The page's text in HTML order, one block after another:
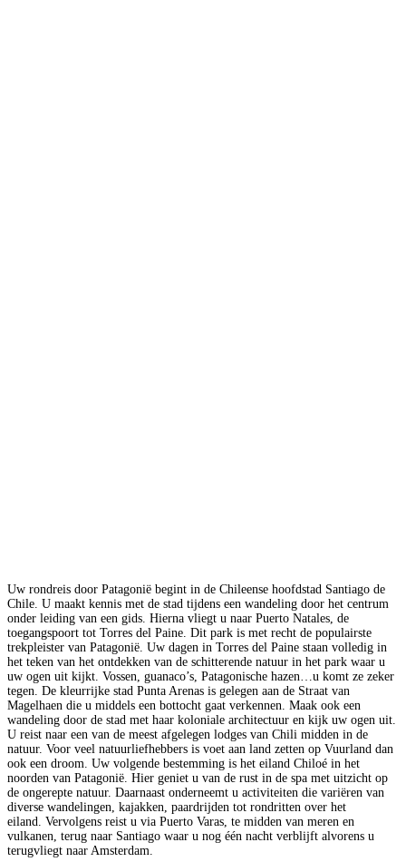
Uw rondreis door Patagonië begint in de Chileense hoofdstad Santiago de
Chile. U maakt kennis met de stad tijdens een wandeling door het centrum
onder leiding van een gids. Hierna vliegt u naar Puerto Natales, de
toegangspoort tot Torres del Paine. Dit park is met recht de populairste
trekpleister van Patagonië. Uw dagen in Torres del Paine staan volledig in
het teken van het ontdekken van de schitterende natuur in het park waar u
uw ogen uit kijkt. Vossen, guanaco’s, Patagonische hazen…u komt ze zeker
tegen. De kleurrijke stad Punta Arenas is gelegen aan de Straat van
Magelhaen die u middels een bottocht gaat verkennen. Maak ook een
wandeling door de stad met haar koloniale architectuur en kijk uw ogen uit.
U reist naar een van de meest afgelegen lodges van Chili midden in de
natuur. Voor veel natuurliefhebbers is voet aan land zetten op Vuurland dan
ook een droom. Uw volgende bestemming is het eiland Chiloé in het
noorden van Patagonië. Hier geniet u van de rust in de spa met uitzicht op
de ongerepte natuur. Daarnaast onderneemt u activiteiten die variëren van
diverse wandelingen, kajakken, paardrijden tot rondritten over het
eiland. Vervolgens reist u via Puerto Varas, te midden van meren en
vulkanen, terug naar Santiago waar u nog één nacht verblijft alvorens u
terugvliegt naar Amsterdam.